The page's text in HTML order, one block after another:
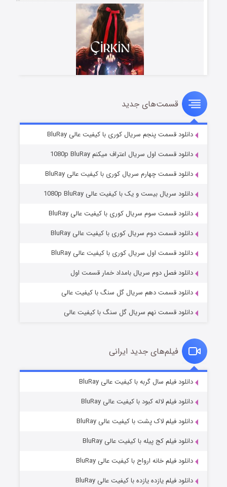
سریال زشت
قسمت۵ (زیرنویس) منتشر شد
وستی ها
قسمت۱ (زیرنویس) منتشر شد
قسمت۶ (زیرنویس) منتشر شد
قسمت‌های جدید
دانلود قسمت پنجم سریال کوری با کیفیت عالی BluRay
دانلود قسمت اول سریال اعتراف میکنم 1080p BluRay
دانلود قسمت چهارم سریال کوری با کیفیت عالی BluRay
دانلود سریال بیست و یک با کیفیت عالی 1080p BluRay
دانلود قسمت سوم سریال کوری با کیفیت عالی BluRay
دانلود قسمت دوم سریال کوری با کیفیت عالی BluRay
دانلود قسمت اول سریال کوری با کیفیت عالی BluRay
دانلود فصل دوم سریال بامداد خمار قسمت اول
دانلود قسمت دهم سریال گل سنگ با کیفیت عالی
دانلود قسمت نهم سریال گل سنگ با کیفیت عالی
فیلم‌های جدید ایرانی
دانلود فیلم سال گربه با کیفیت عالی BluRay
دانلود فیلم لاله کبود با کیفیت عالی BluRay
دانلود فیلم لاک پشت با کیفیت عالی BluRay
دانلود فیلم کج‌ پیله با کیفیت عالی BluRay
دانلود فیلم خانه ارواح با کیفیت عالی BluRay
دانلود فیلم یازده یازده با کیفیت عالی BluRay